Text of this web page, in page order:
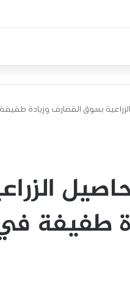
الزراعية بسوق القضارف وزيادة
طفيفة